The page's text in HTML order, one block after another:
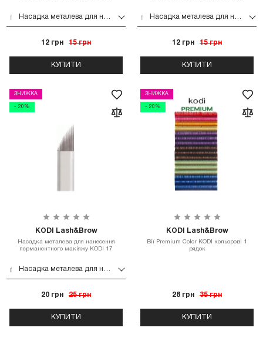
12 грн 15 грн
КУПИТИ
12 грн 15 грн
КУПИТИ
ЗНИЖКА
- 20%
KODI Lash&Brow
Насадка металева для нанесення
перманентного макіяжу KODI 17
20 грн 25 грн
КУПИТИ
ЗНИЖКА
- 20%
KODI Lash&Brow
Вії Premium Color KODI кольорові 1
рядок
28 грн 35 грн
КУПИТИ